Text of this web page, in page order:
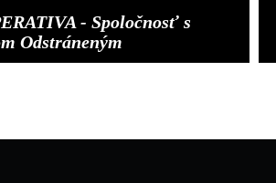
- Spoločnosť s
Odstráneným